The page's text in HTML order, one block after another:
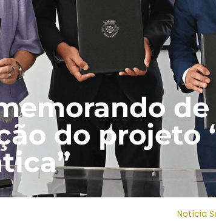
do projeto
Notícia